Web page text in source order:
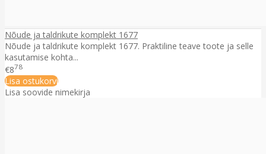
Nõude ja taldrikute komplekt 1677
Nõude ja taldrikute komplekt 1677. Praktiline teave toote ja selle
kasutamise kohta...
€878
Lisa ostukorvi
Lisa soovide nimekirja